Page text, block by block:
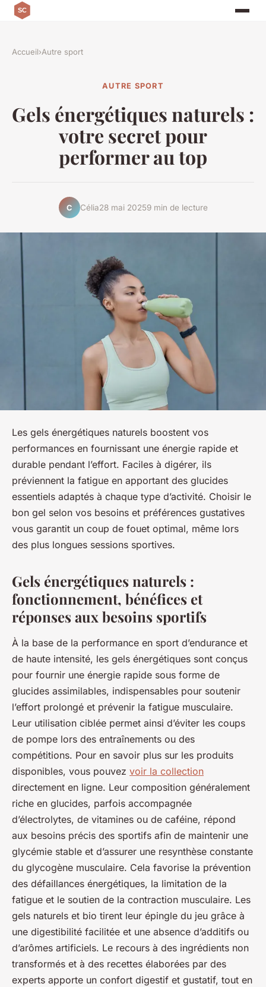
Accueil›Autre sport
AUTRE SPORT
Gels énergétiques naturels :
votre secret pour
performer au top
C Célia28 mai 20259 min de lecture
Les gels énergétiques naturels boostent vos
performances en fournissant une énergie rapide et
durable pendant l’effort. Faciles à digérer, ils
préviennent la fatigue en apportant des glucides
essentiels adaptés à chaque type d’activité. Choisir le
bon gel selon vos besoins et préférences gustatives
vous garantit un coup de fouet optimal, même lors
des plus longues sessions sportives.
Gels énergétiques naturels :
fonctionnement, bénéfices et
réponses aux besoins sportifs
À la base de la performance en sport d’endurance et
de haute intensité, les gels énergétiques sont conçus
pour fournir une énergie rapide sous forme de
glucides assimilables, indispensables pour soutenir
l’effort prolongé et prévenir la fatigue musculaire.
Leur utilisation ciblée permet ainsi d’éviter les coups
de pompe lors des entraînements ou des
compétitions. Pour en savoir plus sur les produits
disponibles, vous pouvez voir la collection
directement en ligne. Leur composition généralement
riche en glucides, parfois accompagnée
d’électrolytes, de vitamines ou de caféine, répond
aux besoins précis des sportifs afin de maintenir une
glycémie stable et d’assurer une resynthèse constante
du glycogène musculaire. Cela favorise la prévention
des défaillances énergétiques, la limitation de la
fatigue et le soutien de la contraction musculaire. Les
gels naturels et bio tirent leur épingle du jeu grâce à
une digestibilité facilitée et une absence d’additifs ou
d’arômes artificiels. Le recours à des ingrédients non
transformés et à des recettes élaborées par des
experts apporte un confort digestif et gustatif, tout en